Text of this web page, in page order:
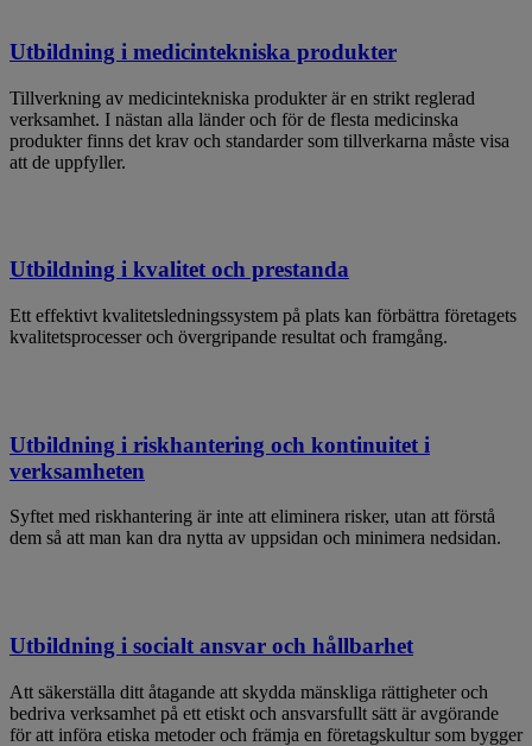
Utbildning i medicintekniska produkter
Tillverkning av medicintekniska produkter är en strikt reglerad
verksamhet. I nästan alla länder och för de flesta medicinska
produkter finns det krav och standarder som tillverkarna måste visa
att de uppfyller.
Utbildning i kvalitet och prestanda
Ett effektivt kvalitetsledningssystem på plats kan förbättra företagets
kvalitetsprocesser och övergripande resultat och framgång.
Utbildning i riskhantering och kontinuitet i
verksamheten
Syftet med riskhantering är inte att eliminera risker, utan att förstå
dem så att man kan dra nytta av uppsidan och minimera nedsidan.
Utbildning i socialt ansvar och hållbarhet
Att säkerställa ditt åtagande att skydda mänskliga rättigheter och
bedriva verksamhet på ett etiskt och ansvarsfullt sätt är avgörande
för att införa etiska metoder och främja en företagskultur som bygger